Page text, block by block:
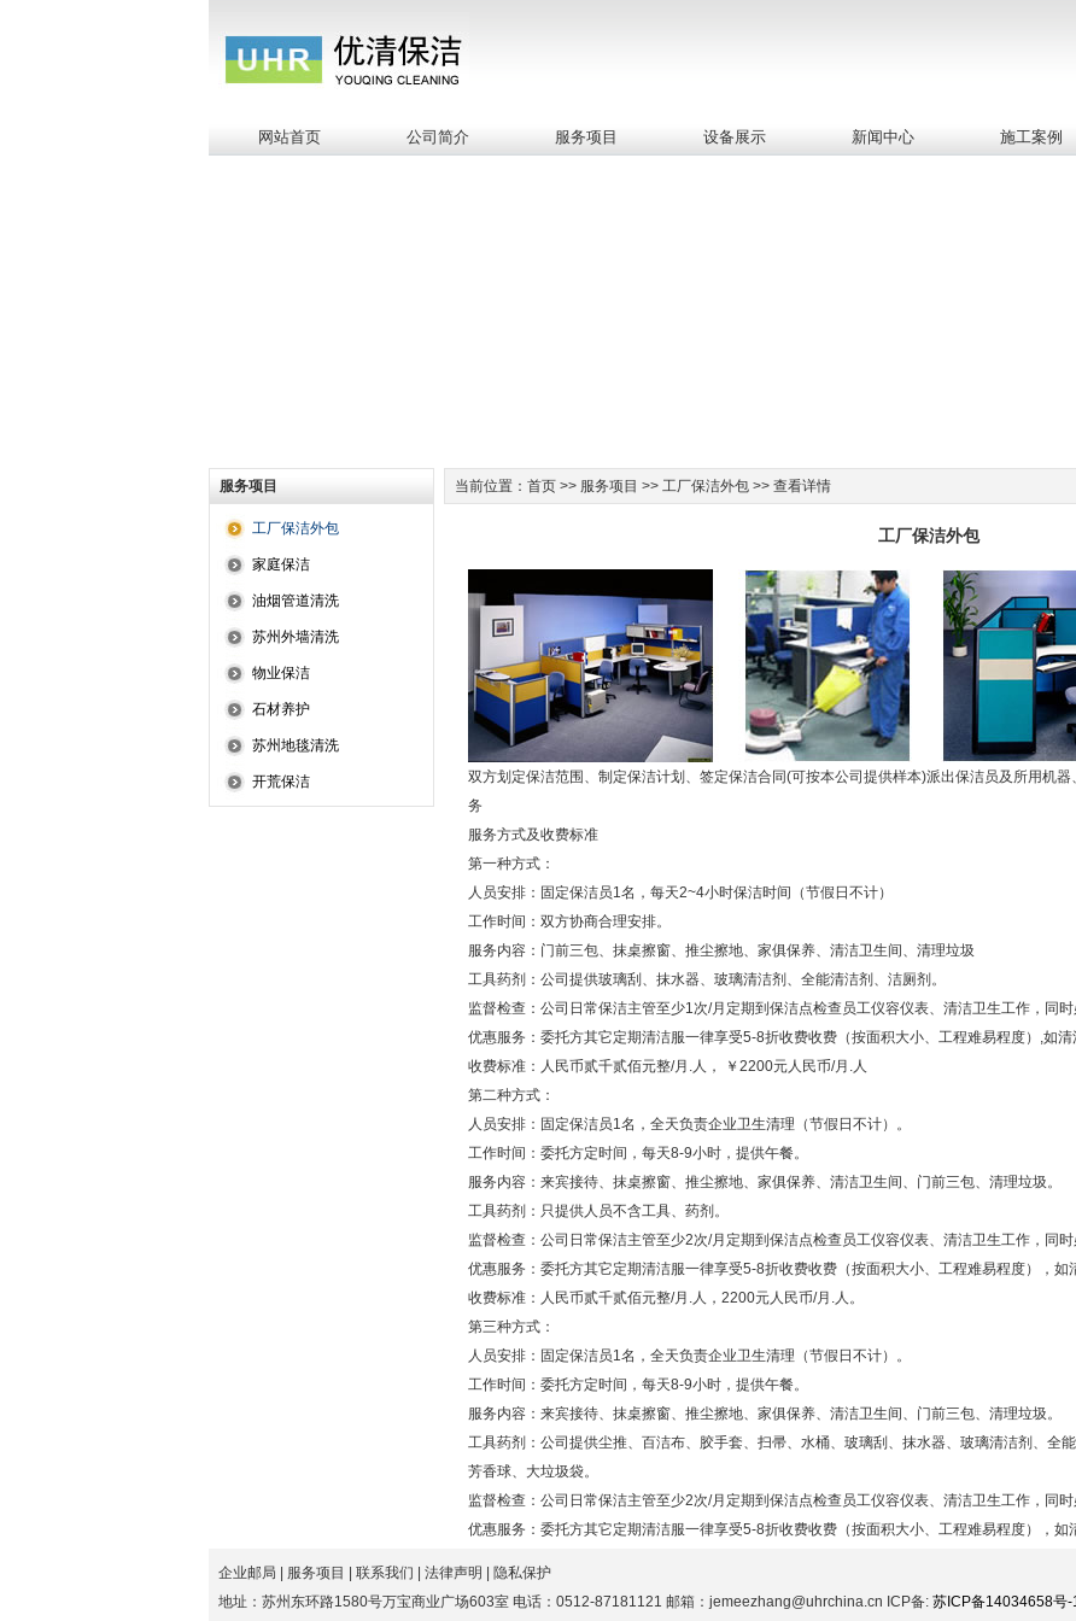
网站首页 公司简介 服务项目 设备展示 新闻中心 施工案例
服务项目
工厂保洁外包
家庭保洁
油烟管道清洗
苏州外墙清洗
物业保洁
石材养护
苏州地毯清洗
开荒保洁
当前位置：首页 >> 服务项目 >> 工厂保洁外包 >> 查看详情
工厂保洁外包
双方划定保洁范围、制定保洁计划、签定保洁合同(可按本公司提供样本)派出保洁员及所用机
务
服务方式及收费标准
第一种方式：
人员安排：固定保洁员1名，每天2~4小时保洁时间（节假日不计）
工作时间：双方协商合理安排。
服务内容：门前三包、抹桌擦窗、推尘擦地、家俱保养、清洁卫生间、清理垃圾
工具药剂：公司提供玻璃刮、抹水器、玻璃清洁剂、全能清洁剂、洁厕剂。
监督检查：公司日常保洁主管至少1次/月定期到保洁点检查员工仪容仪表、清洁卫生工作，同
优惠服务：委托方其它定期清洁服一律享受5-8折收费收费（按面积大小、工程难易程度）,如清
收费标准：人民币贰千贰佰元整/月.人， ￥2200元人民币/月.人
第二种方式：
人员安排：固定保洁员1名，全天负责企业卫生清理（节假日不计）。
工作时间：委托方定时间，每天8-9小时，提供午餐。
服务内容：来宾接待、抹桌擦窗、推尘擦地、家俱保养、清洁卫生间、门前三包、清理
工具药剂：只提供人员不含工具、药剂。
监督检查：公司日常保洁主管至少2次/月定期到保洁点检查员工仪容仪表、清洁卫生工作，同
优惠服务：委托方其它定期清洁服一律享受5-8折收费收费（按面积大小、工程难易程度），如
收费标准：人民币贰千贰佰元整/月.人，2200元人民币/月.人。
第三种方式：
人员安排：固定保洁员1名，全天负责企业卫生清理（节假日不计）。
工作时间：委托方定时间，每天8-9小时，提供午餐。
服务内容：来宾接待、抹桌擦窗、推尘擦地、家俱保养、清洁卫生间、门前三包、清理
工具药剂：公司提供尘推、百洁布、胶手套、扫帚、水桶、玻璃刮、抹水器、玻璃清洁剂、全
芳香球、大垃圾袋。
监督检查：公司日常保洁主管至少2次/月定期到保洁点检查员工仪容仪表、清洁卫生工作，同
优惠服务：委托方其它定期清洁服一律享受5-8折收费收费（按面积大小、工程难易程度），如
企业邮局 服务项目 联系我们 法律声明
隐私保护
地址：苏州东环路1580号万宝商业广场603室 电话：0512-87181121 邮箱：jemeezhang@uhrchina.cn ICP备: 苏ICP备14034658号-